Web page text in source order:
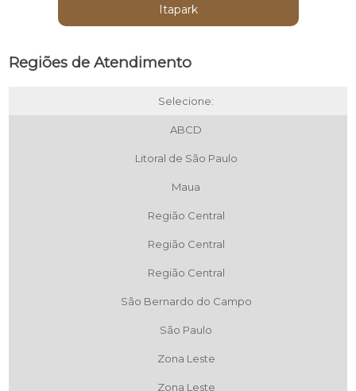
Itapark
Regiões de Atendimento
Selecione:
ABCD
Litoral de São Paulo
Maua
Região Central
Região Central
Região Central
São Bernardo do Campo
São Paulo
Zona Leste
Zona Leste